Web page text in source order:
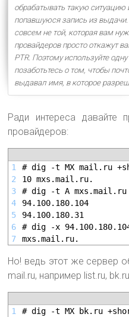
обрабатывать такую
попавшуюся запись из
совсем не той, которая вам
провайдеров просто откажут
PTR. Поэтому используйте
позаботьтесь о том, чтобы
выдавал имя, в которое
Ради интереса давайте
провайдеров:
1
2
3
4
5
6
7
# dig -t MX mail.ru
10 mxs.mail.ru.
# dig -t A mxs.mail.ru
94.100.180.104
94.100.180.31
# dig -x
mxs.mail.ru.
Но! ведь этот же сервер
mail.ru, например list.ru,
1
# dig -t MX bk.ru